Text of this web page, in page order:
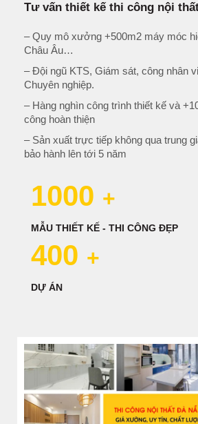
Tư vấn thiết kế thi công nội
– Quy mô xưởng +500m2 máy móc
Châu Âu…
– Đội ngũ KTS, Giám sát, công nhân
Chuyên nghiệp.
– Hàng nghìn công trình thiết kế và
công hoàn thiện
– Sản xuất trực tiếp không qua trung
bảo hành lên tới 5 năm
1000 +
MẪU THIẾT KẾ - THI CÔNG ĐẸP
400 +
DỰ ÁN